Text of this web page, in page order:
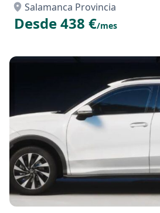
Salamanca Provincia
Desde 438 €/mes